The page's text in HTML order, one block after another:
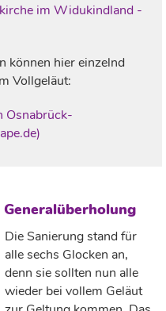
im Widukindland -
können hier einzelnd
Vollgeläut:
Osnabrück-
Die Sanierung stand für
alle sechs Glocken an,
denn sie sollten nun alle
wieder bei vollem Geläut